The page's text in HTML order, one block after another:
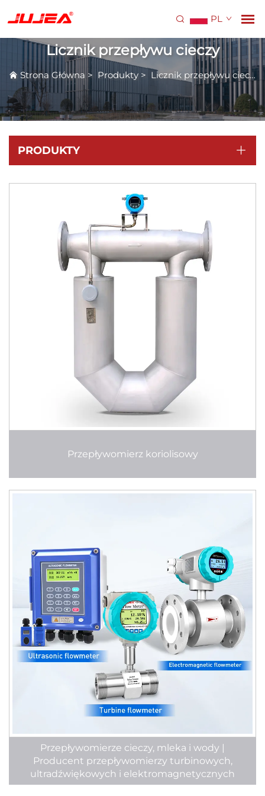
PL
Licznik przepływu cieczy
Strona Główna > Produkty > Licznik przepływu cieczy
PRODUKTY
Przepływomierz koriolisowy
Przepływomierze cieczy, mleka i wody |
Producent przepływomierzy turbinowych,
ultradźwiękowych i elektromagnetycznych